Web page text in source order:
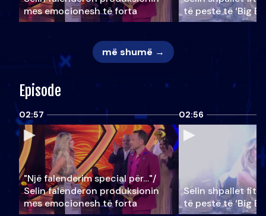
mes emocionesh të forta
të pestë të ‘Big
më shumë →
Episode
02:57
"Një falenderim special për…"/
Selin falënderon produksionin
mes emocionesh të forta
02:56
Selin shpallet
të pestë të ‘Big